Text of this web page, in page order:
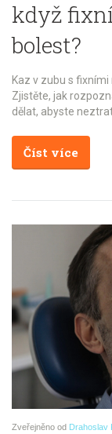
když
bolest?
Kaz v zubu s
Zjistěte, jak
dělat, abyste
Číst více
Zveřejněno od Drahoslav